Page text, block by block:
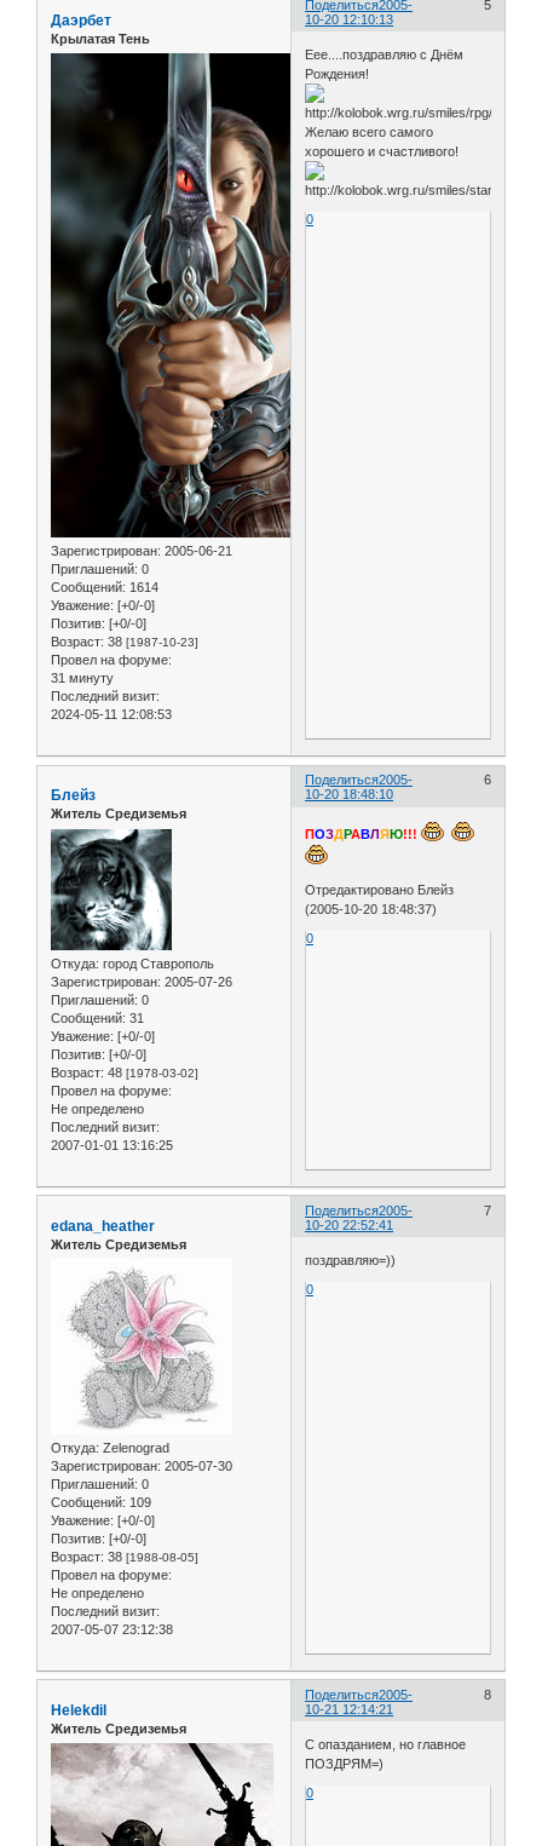
Поделиться 5
2005-
10-20 12:10:13
Даэрбет
Крылатая Тень
Зарегистрирован: 2005-06-21
Приглашений: 0
Сообщений: 1614
Уважение: [+0/-0]
Позитив: [+0/-0]
Возраст: 38 [1987-10-23]
Провел на форуме:
31 минуту
Последний визит:
2024-05-11 12:08:53
Еее....поздравляю с Днём
Рождения!
Желаю всего самого
хорошего и счастливого!
0
Поделиться 6
2005-
10-20 18:48:10
Блейз
Житель Средиземья
Откуда: город Ставрополь
Зарегистрирован: 2005-07-26
Приглашений: 0
Сообщений: 31
Уважение: [+0/-0]
Позитив: [+0/-0]
Возраст: 48 [1978-03-02]
Провел на форуме:
Не определено
Последний визит:
2007-01-01 13:16:25
ПОЗДРАВЛЯЮ!!!
Отредактировано Блейз
(2005-10-20 18:48:37)
0
Поделиться 7
2005-
10-20 22:52:41
edana_heather
Житель Средиземья
Откуда: Zelenograd
Зарегистрирован: 2005-07-30
Приглашений: 0
Сообщений: 109
Уважение: [+0/-0]
Позитив: [+0/-0]
Возраст: 38 [1988-08-05]
Провел на форуме:
Не определено
Последний визит:
2007-05-07 23:12:38
поздравляю=))
0
Поделиться 8
2005-
10-21 12:14:21
Helekdil
Житель Средиземья
С опазданием, но главное
ПОЗДРЯМ=)
0